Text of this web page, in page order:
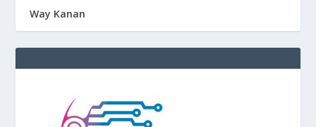
Way Kanan